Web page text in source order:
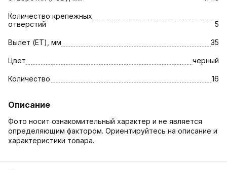
Количество крепежных
отверстий
5
Вылет (ET), мм 35
Цвет черный
Количество 16
Описание
Фото носит ознакомительный характер и не является
определяющим фактором. Ориентируйтесь на описание и
характеристики товара.